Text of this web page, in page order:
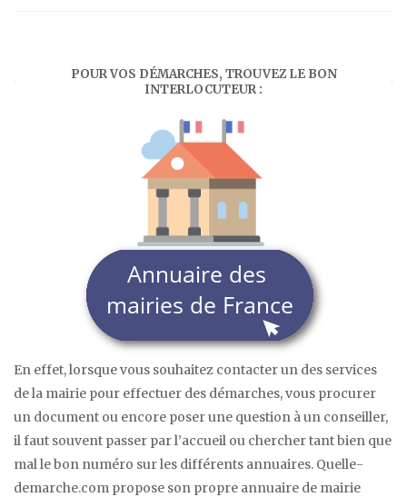
POUR VOS DÉMARCHES, TROUVEZ LE BON
INTERLOCUTEUR :
En effet, lorsque vous souhaitez contacter un des services
de la mairie pour effectuer des démarches, vous procurer
un document ou encore poser une question à un conseiller,
il faut souvent passer par l’accueil ou chercher tant bien que
mal le bon numéro sur les différents annuaires. Quelle-
demarche.com propose son propre annuaire de mairie